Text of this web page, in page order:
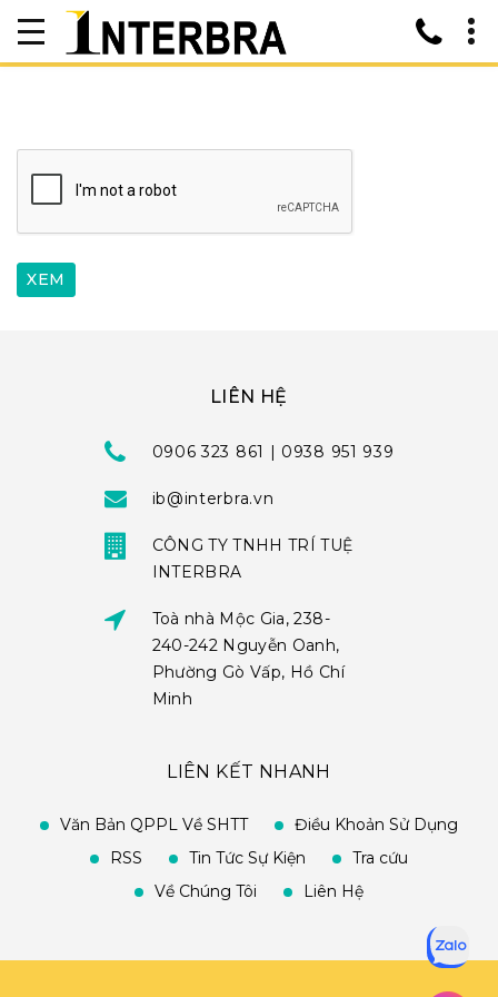
LIÊN HỆ
0906 323 861 | 0938 951 939
ib@interbra.vn
CÔNG TY TNHH TRÍ TUỆ
INTERBRA
Toà nhà Mộc Gia, 238-
240-242 Nguyễn Oanh,
Phường Gò Vấp, Hồ Chí
Minh
LIÊN KẾT NHANH
Văn Bản QPPL Về SHTT
Điều Khoản Sử Dụng
RSS
Tin Tức Sự Kiện
Tra cứu
Về Chúng Tôi
Liên Hệ